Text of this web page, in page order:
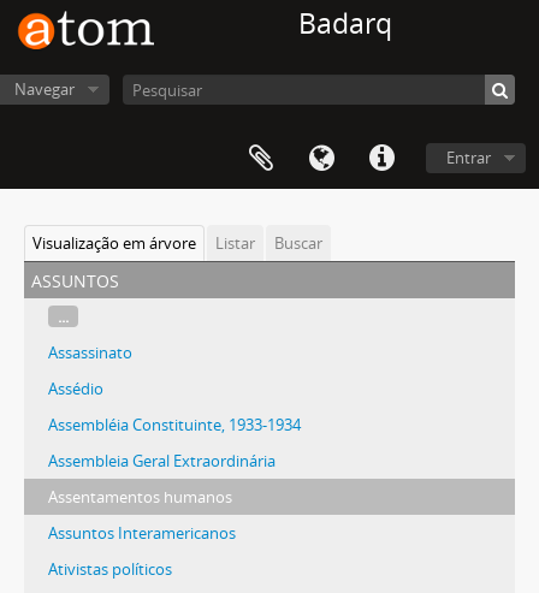
Badarq
Navegar
Entrar
Visualização em árvore Listar Buscar
assuntos
...
Assassinato
Assédio
Assembléia Constituinte, 1933-1934
Assembleia Geral Extraordinária
Assentamentos humanos
Assuntos Interamericanos
Ativistas políticos